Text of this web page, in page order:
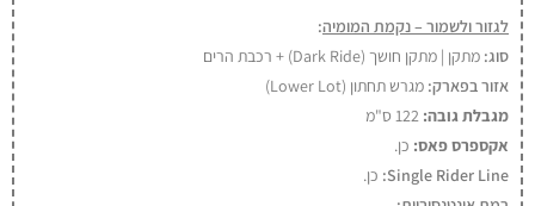
לגזור ולשמור – נקמת המומיה:
סוג: מתקן | מתקן חושך (Dark Ride) + רכבת הרים
אזור בפארק: מגרש תחתון (Lower Lot)
מגבלת גובה: 122 ס"מ
אקספרס פאס: כן.
Single Rider Line: כן.